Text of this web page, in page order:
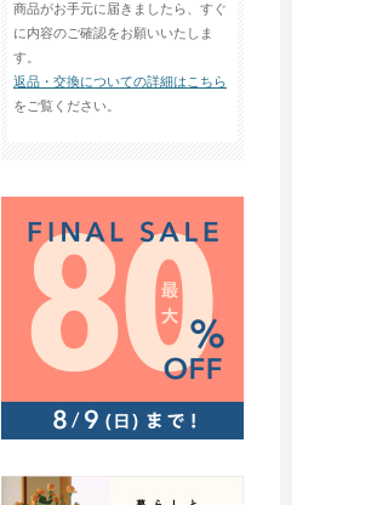
商品がお手元に届きましたら、すぐ
に内容のご確認をお願いいたしま
す。
返品・交換についての詳細はこちら
をご覧ください。